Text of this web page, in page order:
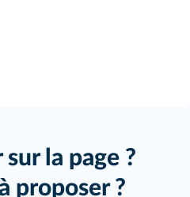
la page ?
proposer ?